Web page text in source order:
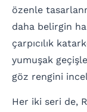
özenle
daha belirgin
çarpıcılık
yumuşak
göz rengini
Her iki seri de,